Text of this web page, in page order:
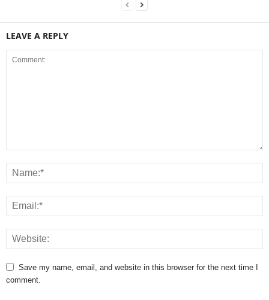
LEAVE A REPLY
Save my name, email, and website in this browser for the next time I
comment.